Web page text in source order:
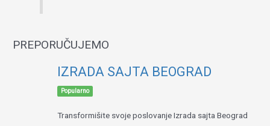
PREPORUČUJEMO
IZRADA SAJTA BEOGRAD
Popularno
Transformišite svoje poslovanje Izrada sajta Beograd